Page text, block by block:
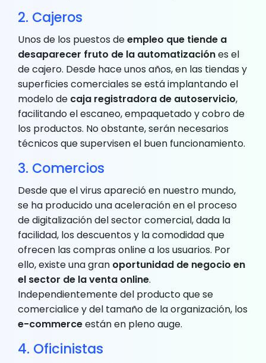
2. Cajeros
Unos de los puestos deempleo que tiende a
desaparecer fruto de la automatizaciónes el
de cajero. Desde hace unos años, en las tiendas y
superficies comerciales se está implantando el
modelo de caja registradora de autoservicio,
facilitando el escaneo, empaquetado y cobro de
los productos. No obstante, serán necesarios
técnicos que supervisen el buen funcionamiento.
3. Comercios
Desde que el virus apareció en nuestro mundo,
se ha producido una aceleración en el proceso
de digitalización del sector comercial, dada la
facilidad, los descuentos y la comodidad que
ofrecen las compras online a los usuarios. Por
ello, existe una gran oportunidad de negocio en
el sector de la venta online.
Independientemente del producto que se
comercialice y del tamaño de la organización, los
e-commerceestán en pleno auge.
4. Oficinistas